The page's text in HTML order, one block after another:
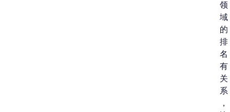
领
域
的
排
名
有
关
系
，